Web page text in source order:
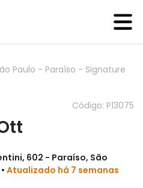
Paulo - Paraíso - Signature
Código: P13075
602 - Paraíso, São
Atualizado há 7 semanas